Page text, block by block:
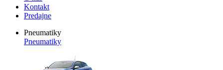
Kontakt
Predajne
Pneumatiky
Pneumatiky